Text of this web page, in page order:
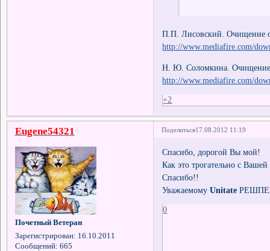
П.П. Лисовский. Очищение
http://www.mediafire.com/
Н. Ю. Соломкина. Очищение
http://www.mediafire.com/
+2
Поделиться17.08.2012 11:19
Eugene54321
Почетный Ветеран
Зарегистрирован: 16.10.2011
Сообщений: 665
Спасибо, дорогой Вы мой!
Как это трогательно с
Спасибо!!
УважаемомуUnitate
0